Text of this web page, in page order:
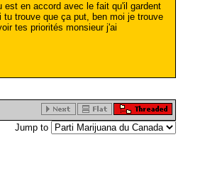
en accord avec le fait qu'il gardent
trouve que ça put, ben moi je trouve
tes priorités monsieur j'ai
Jump to